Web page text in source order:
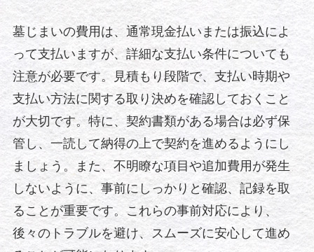
墓じまいの費用は、通常現金払いまたは振込によ
って支払いますが、詳細な支払い条件についても
注意が必要です。見積もり段階で、支払い時期や
支払い方法に関する取り決めを確認しておくこと
が大切です。特に、契約書類がある場合は必ず保
管し、一読して納得の上で契約を進めるようにし
ましょう。また、不明瞭な項目や追加費用が発生
しないように、事前にしっかりと確認、記録を取
ることが重要です。これらの事前対応により、
後々のトラブルを避け、スムーズに安心して進め